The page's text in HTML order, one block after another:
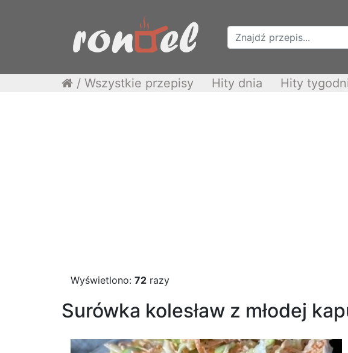
/ Wszystkie przepisy Hity dnia Hity
Wyświetlono: 72 razy
Surówka kolesław z młodej